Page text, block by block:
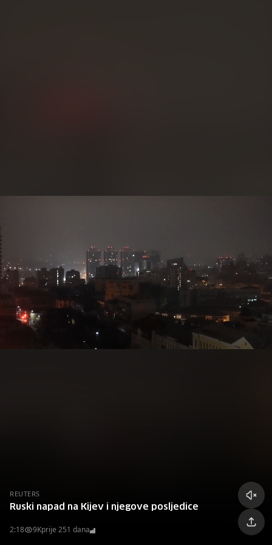
REUTERS
Ruski napad na Kijev i njegove posljedice
2:18 9Kprije 251 dana